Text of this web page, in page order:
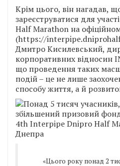
Крім цього, він нагадав,
зареєструватися для
Half Marathon на
(https://
Дмитро Кисилевський,
корпоративних відносин
що проведення таких
подій – це не лише
способу життя, а й
«Цього року понад 2